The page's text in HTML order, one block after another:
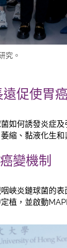
究。
促使胃
如何誘發炎症
縮、黏液化生和
變機制
峽炎鏈球菌的
植，並啟動